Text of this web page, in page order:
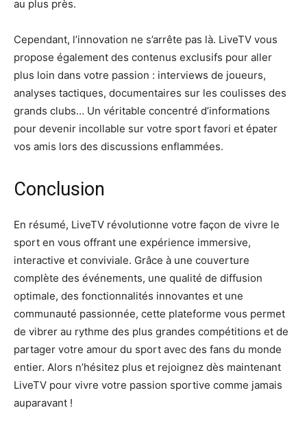
au plus près.
Cependant, l’innovation ne s’arrête pas là. LiveTV vous
propose également des contenus exclusifs pour aller
plus loin dans votre passion : interviews de joueurs,
analyses tactiques, documentaires sur les coulisses des
grands clubs… Un véritable concentré d’informations
pour devenir incollable sur votre sport favori et épater
vos amis lors des discussions enflammées.
Conclusion
En résumé, LiveTV révolutionne votre façon de vivre le
sport en vous offrant une expérience immersive,
interactive et conviviale. Grâce à une couverture
complète des événements, une qualité de diffusion
optimale, des fonctionnalités innovantes et une
communauté passionnée, cette plateforme vous permet
de vibrer au rythme des plus grandes compétitions et de
partager votre amour du sport avec des fans du monde
entier. Alors n’hésitez plus et rejoignez dès maintenant
LiveTV pour vivre votre passion sportive comme jamais
auparavant !